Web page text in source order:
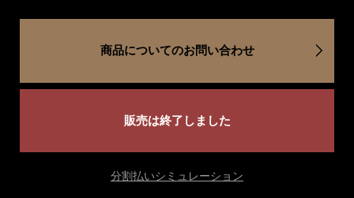
商品についてのお問い合わせ
販売は終了しました
分割払いシミュレーション